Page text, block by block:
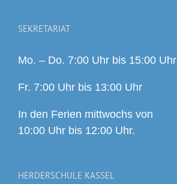
SEKRETARIAT
Mo. – Do. 7:00 Uhr bis 15:00 Uhr
Fr. 7:00 Uhr bis 13:00 Uhr
In den Ferien mittwochs von
10:00 Uhr bis 12:00 Uhr.
HERDERSCHULE KASSEL